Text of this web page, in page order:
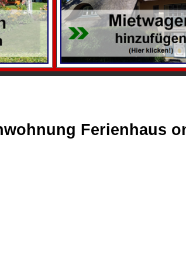
Ferienhaus